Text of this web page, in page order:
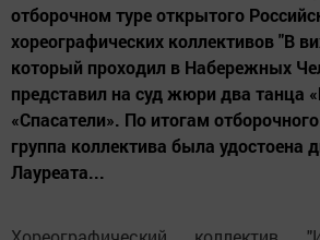
отборочном туре открытого
хореографических коллективов "В
который проходил в Набережных
представил на суд жюри два танца
«Спасатели». По итогам
группа коллектива была удостоена
Лауреата...